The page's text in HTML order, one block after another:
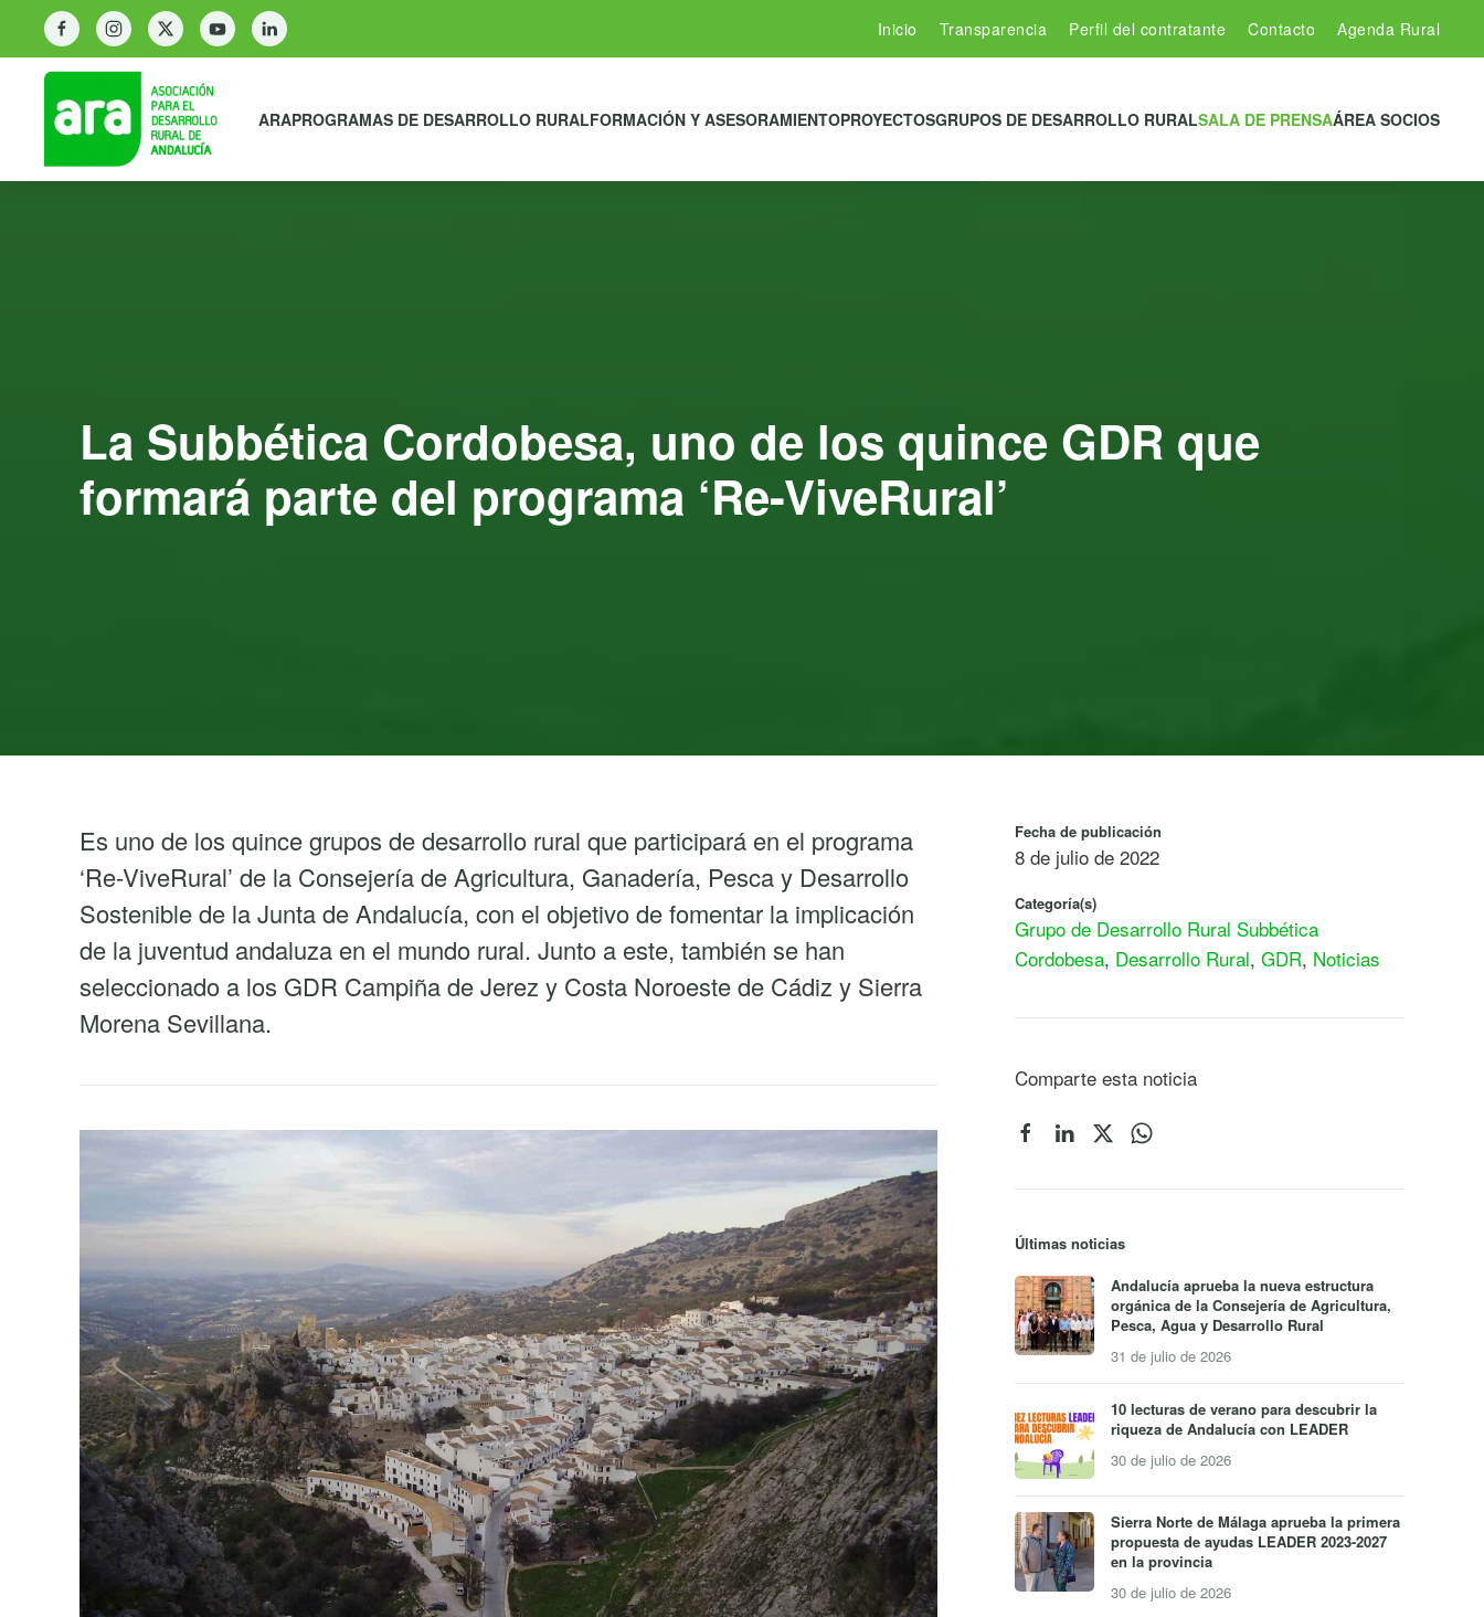
Inicio Transparencia Perfil del contratante Contacto Agenda Rural
ARAPROGRAMAS DE DESARROLLO RURALFORMACIÓN Y ASESORAMIENTOPROYECTOSGRUPOS DE DESARROLLO RURALSALA DE PRENSAÁREA SOCIOS
La Subbética Cordobesa, uno de los quince GDR que
formará parte del programa ‘Re-ViveRural’
Es uno de los quince grupos de desarrollo rural que participará en el programa
‘Re-ViveRural’ de la Consejería de Agricultura, Ganadería, Pesca y Desarrollo
Sostenible de la Junta de Andalucía, con el objetivo de fomentar la implicación
de la juventud andaluza en el mundo rural. Junto a este, también se han
seleccionado a los GDR Campiña de Jerez y Costa Noroeste de Cádiz y Sierra
Morena Sevillana.
Fecha de publicación
8 de julio de 2022
Categoría(s)
Grupo de Desarrollo Rural Subbética
Cordobesa, Desarrollo Rural, GDR, Noticias
Comparte esta noticia
Últimas noticias
Andalucía aprueba la nueva estructura
orgánica de la Consejería de Agricultura,
Pesca, Agua y Desarrollo Rural
31 de julio de 2026
10 lecturas de verano para descubrir la
riqueza de Andalucía con LEADER
30 de julio de 2026
Sierra Norte de Málaga aprueba la primera
propuesta de ayudas LEADER 2023-2027
en la provincia
30 de julio de 2026